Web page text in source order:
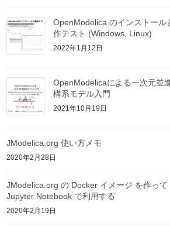
OpenModelica のインストール
作テスト (Windows, Linux)
2022年1月12日
OpenModelicaによる一次元並
構系モデル入門
2021年10月19日
JModelica.org 使い方メモ
2020年2月28日
JModelica.org の Docker イメージ を作って
Jupyter Notebook で利用する
2020年2月19日